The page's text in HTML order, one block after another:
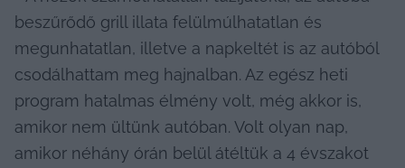
beszűrődő grill illata felülmúlhatatlan és
megunhatatlan, illetve a napkeltét is az autóból
csodálhattam meg hajnalban. Az egész heti
program hatalmas élmény volt, még akkor is,
amikor nem ültünk autóban. Volt olyan nap,
amikor néhány órán belül átéltük a 4 évszakot